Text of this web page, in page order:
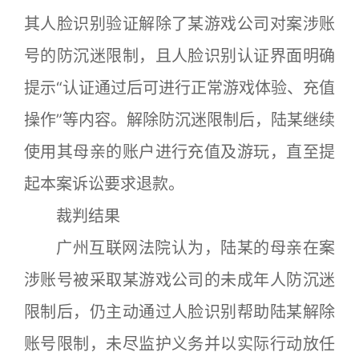
其人脸识别验证解除了某游戏公司对案涉账
号的防沉迷限制，且人脸识别认证界面明确
提示“认证通过后可进行正常游戏体验、充值
操作”等内容。解除防沉迷限制后，陆某继续
使用其母亲的账户进行充值及游玩，直至提
起本案诉讼要求退款。
裁判结果
广州互联网法院认为，陆某的母亲在案
涉账号被采取某游戏公司的未成年人防沉迷
限制后，仍主动通过人脸识别帮助陆某解除
账号限制，未尽监护义务并以实际行动放任